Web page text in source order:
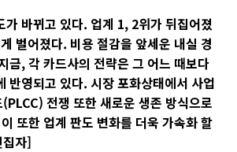
가 바뀌고 있다. 업계 1, 2위가 뒤집어졌
벌어졌다. 비용 절감을 앞세운 내실 경
금, 각 카드사의 전략은 그 어느 때보다
반영되고 있다. 시장 포화상태에서 사업
전쟁 또한 새로운 생존 방식으로
또한 업계 판도 변화를 더욱 가속화 할
자]